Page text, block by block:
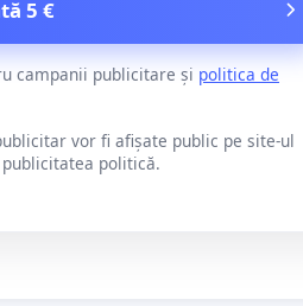
5 €
campanii publicitare și politica de
vor fi afișate public pe site-ul
politică.